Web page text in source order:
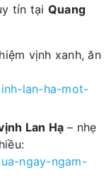
tín tại Quang
vịnh xanh, ăn
lan-ha-mot-
Lan Hạ – nhẹ
ngay-ngam-